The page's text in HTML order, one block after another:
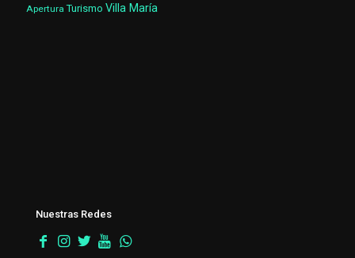
Apertura Turismo Villa María
Nuestras Redes